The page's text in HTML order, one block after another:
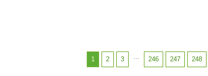
1 2 3 … 246 247 248